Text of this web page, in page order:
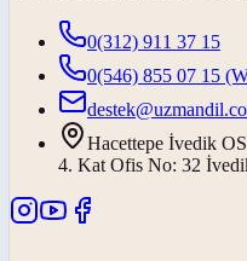
0(312) 911 37 15
0(546) 855 07 15
Hacettepe İvedik
4. Kat Ofis No: 32